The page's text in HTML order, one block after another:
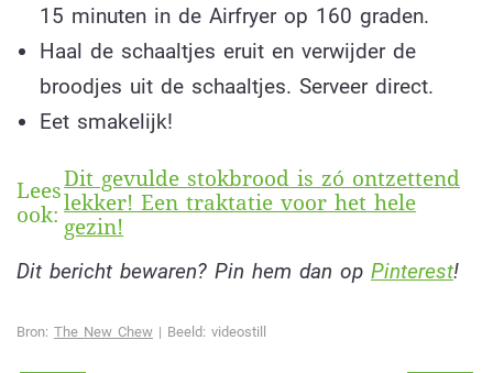
15 minuten in de Airfryer op 160 graden.
Haal de schaaltjes eruit en verwijder de
broodjes uit de schaaltjes. Serveer direct.
Eet smakelijk!
Lees
ook:
Dit gevulde stokbrood is zó ontzettend
lekker! Een traktatie voor het hele
gezin!
Dit bericht bewaren? Pin hem dan op Pinterest!
Bron: The New Chew | Beeld: videostill